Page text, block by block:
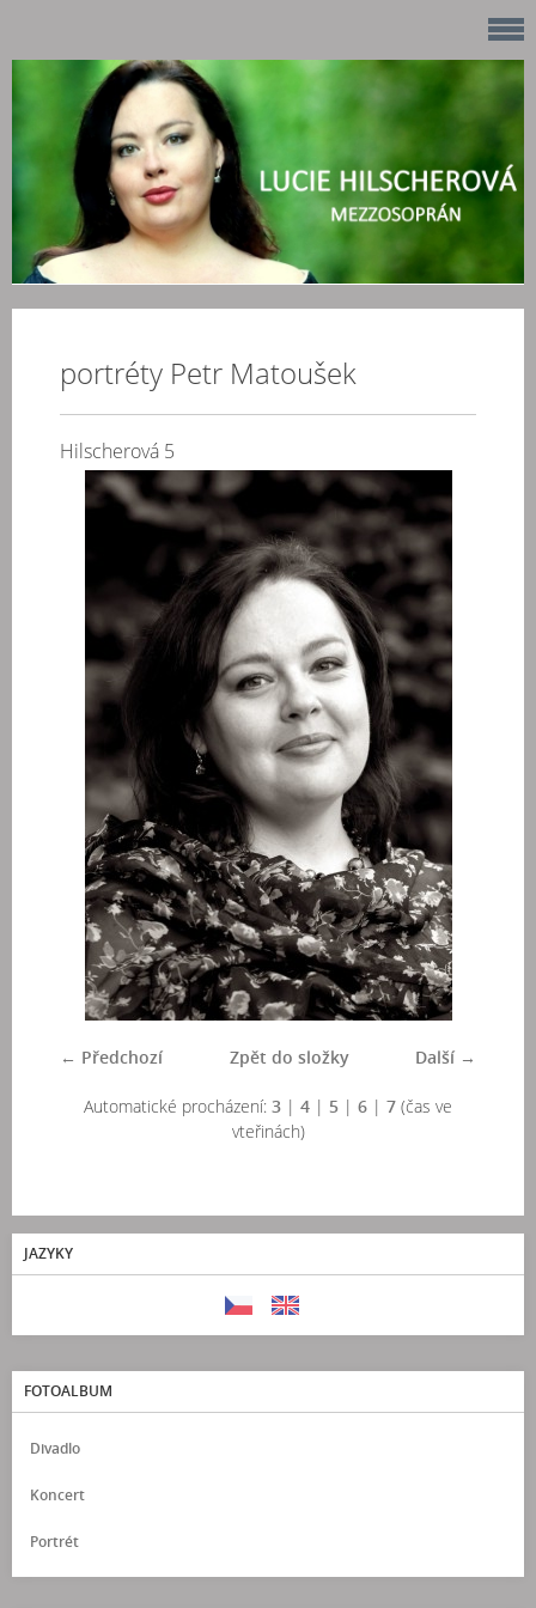
portréty Petr Matoušek
Hilscherová 5
← Předchozí Další →
Zpět do složky
Automatické procházení: 3 | 4 | 5 | 6 | 7 (čas ve
vteřinách)
JAZYKY
FOTOALBUM
Divadlo
Koncert
Portrét